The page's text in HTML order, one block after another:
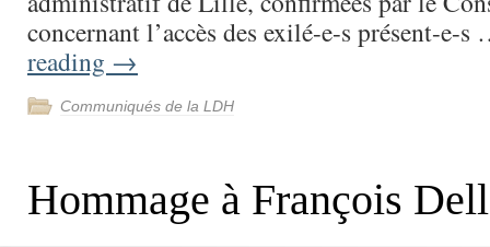
concernant l’accès des exilé-e-s présent-e-
reading →
Communiqués de la LDH
Hommage à François